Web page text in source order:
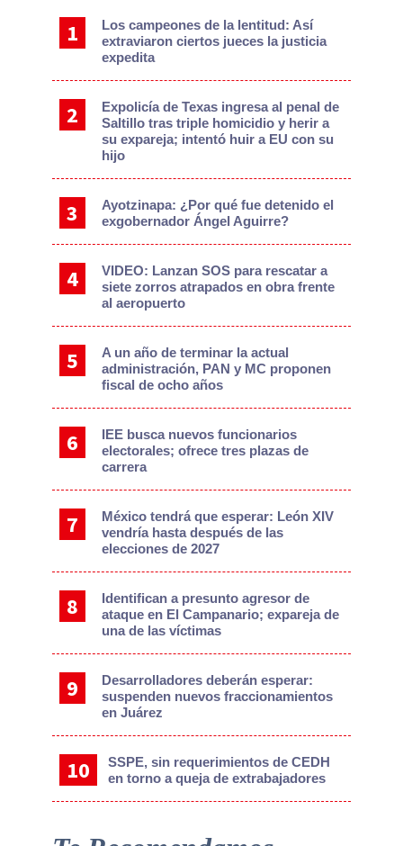
Los campeones de la lentitud: Así
extraviaron ciertos jueces la justicia
expedita
Expolicía de Texas ingresa al penal de
Saltillo tras triple homicidio y herir a
su expareja; intentó huir a EU con su
hijo
Ayotzinapa: ¿Por qué fue detenido el
exgobernador Ángel Aguirre?
VIDEO: Lanzan SOS para rescatar a
siete zorros atrapados en obra frente
al aeropuerto
A un año de terminar la actual
administración, PAN y MC proponen
fiscal de ocho años
IEE busca nuevos funcionarios
electorales; ofrece tres plazas de
carrera
México tendrá que esperar: León XIV
vendría hasta después de las
elecciones de 2027
Identifican a presunto agresor de
ataque en El Campanario; expareja de
una de las víctimas
Desarrolladores deberán esperar:
suspenden nuevos fraccionamientos
en Juárez
SSPE, sin requerimientos de CEDH
en torno a queja de extrabajadores